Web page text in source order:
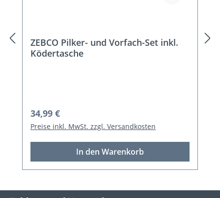
ZEBCO Pilker- und Vorfach-Set inkl.
Ködertasche
Regulärer Preis:
34,99 €
Preise inkl. MwSt. zzgl. Versandkosten
In den Warenkorb